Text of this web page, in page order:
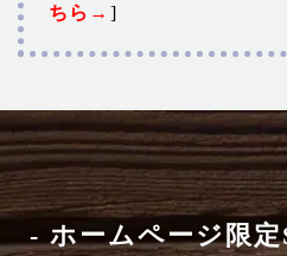
ちら→ ]
- ホームページ限